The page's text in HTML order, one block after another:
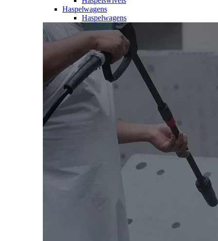
Haspelwagens
Haspelwagens